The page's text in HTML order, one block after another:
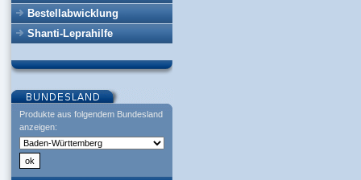
Bestellabwicklung
Shanti-Leprahilfe
Produkte aus folgendem Bundesland
anzeigen: